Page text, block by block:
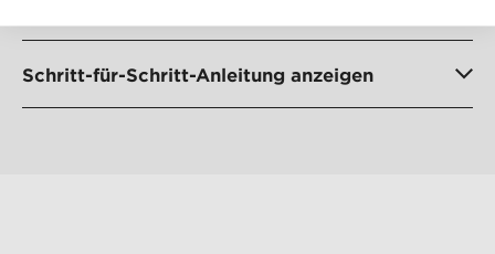
Schritt-für-Schritt-Anleitung anzeigen